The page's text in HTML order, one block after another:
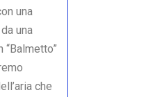
una
una
che